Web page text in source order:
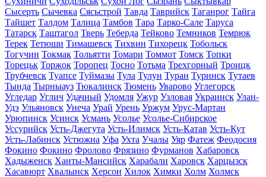
Сысерть Сычевка Сясьстрой Тавда Таврийск Таганрог Тайга
Тайшет Талдом Талица Тамбов Тара Тарко-Сале Таруса
Татарск Таштагол Тверь Теберда Тейково Темников Темрюк
Терек Тетюши Тимашевск Тихвин Тихорецк Тобольск
Тогучин Токмак Тольятти Томари Томмот Томск Топки
Торецьк Торжок Торопец Тосно Тотьма Трехгорный Троицк
Трубчевск Туапсе Туймазы Тула Тулун Туран Туринск Тутаев
Тында Тырныауз Тюкалинск Тюмень Уварово Углегорск
Угледар Углич Удачный Удомля Ужур Узловая Украинск Улан-
Удэ Ульяновск Унеча Урай Урень Уржум Урус-Мартан
Урюпинск Усинск Усмань Усолье Усолье-Сибирское
Уссурийск Усть-Джегута Усть-Илимск Усть-Катав Усть-Кут
Усть-Лабинск Устюжна Уфа Ухта Учалы Уяр Фатеж Феодосия
Фокино Фокино Фролово Фрязино Фурманов Хабаровск
Хадыженск Ханты-Мансийск Харабали Харовск Харцызск
Хасавюрт Хвалынск Херсон Хилок Химки Холм Холмск